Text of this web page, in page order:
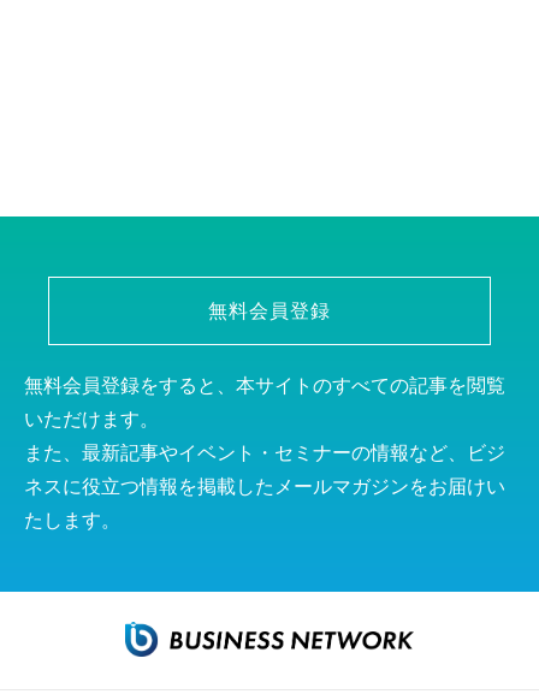
無料会員登録
無料会員登録をすると、本サイトのすべての記事を閲覧
いただけます。
また、最新記事やイベント・セミナーの情報など、ビジ
ネスに役立つ情報を掲載したメールマガジンをお届けい
たします。